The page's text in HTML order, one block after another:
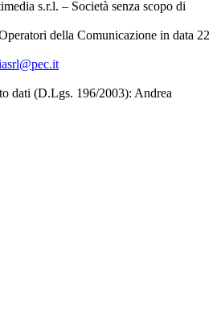
s.r.l. – Società senza scopo di
della Comunicazione in data 22
dati (D.Lgs. 196/2003): Andrea